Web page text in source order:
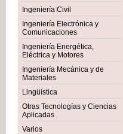
Ingeniería Civil
Ingeniería Electrónica y
Comunicaciones
Ingeniería Energética,
Eléctrica y Motores
Ingeniería Mecánica y de
Materiales
Lingüística
Otras Tecnologías y Ciencias
Aplicadas
Varios